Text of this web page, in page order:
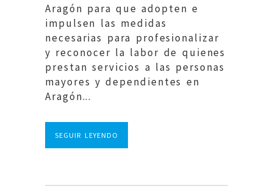
Aragón para que adopten e
impulsen las medidas
necesarias para profesionalizar
y reconocer la labor de quienes
prestan servicios a las personas
mayores y dependientes en
Aragón...
SEGUIR LEYENDO